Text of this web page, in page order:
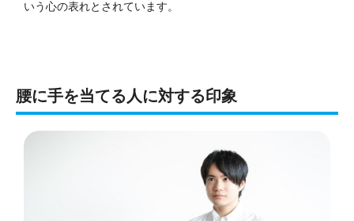
いう心の表れとされています。
腰に手を当てる人に対する印象